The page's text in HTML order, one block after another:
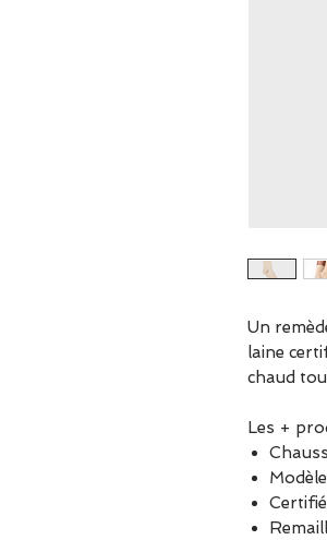
Un
laine
chaud
Les +